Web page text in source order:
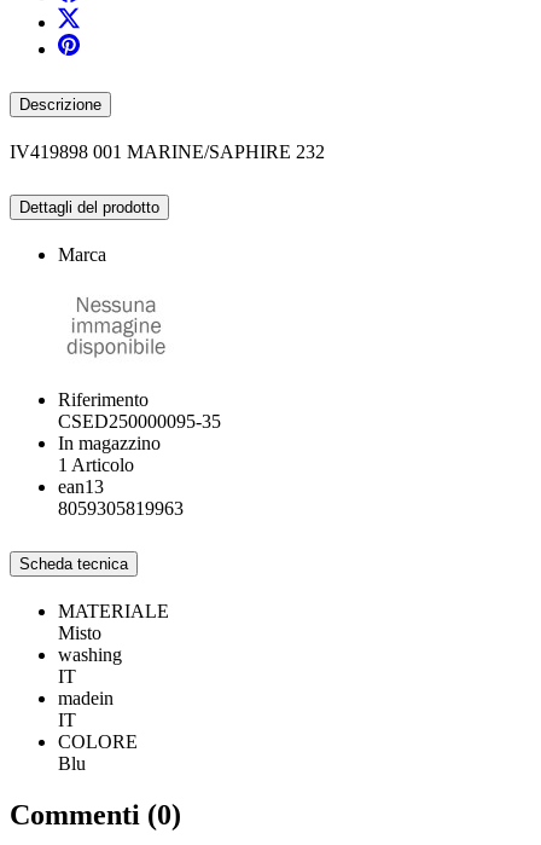
Descrizione
IV419898 001 MARINE/SAPHIRE 232
Dettagli del prodotto
Marca
Riferimento
CSED250000095-35
In magazzino
1 Articolo
ean13
8059305819963
Scheda tecnica
MATERIALE
Misto
washing
IT
madein
IT
COLORE
Blu
Commenti (0)